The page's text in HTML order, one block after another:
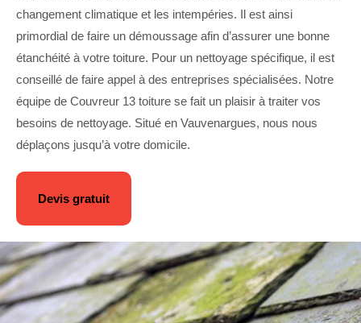
changement climatique et les intempéries. Il est ainsi
primordial de faire un démoussage afin d’assurer une bonne
étanchéité à votre toiture. Pour un nettoyage spécifique, il est
conseillé de faire appel à des entreprises spécialisées. Notre
équipe de Couvreur 13 toiture se fait un plaisir à traiter vos
besoins de nettoyage. Situé en Vauvenargues, nous nous
déplaçons jusqu’à votre domicile.
Devis gratuit